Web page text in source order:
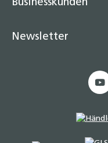
Businesskunden
Newsletter